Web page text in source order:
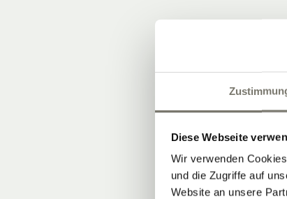
Diese Webseite
Wir verwenden
und die Zugriffe auf
Website an unsere
6 Hektar
Böden: